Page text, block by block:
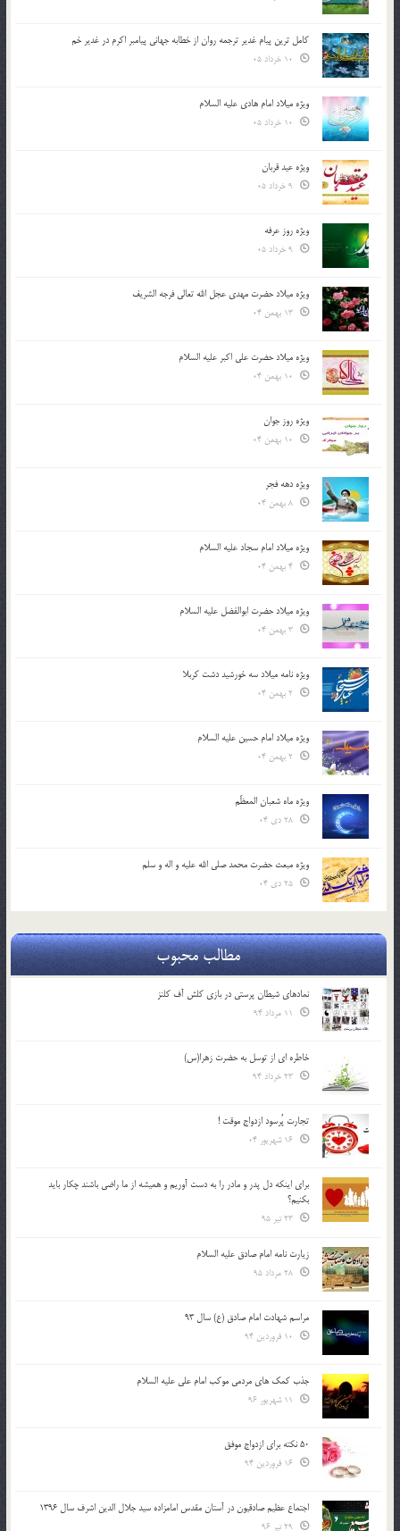
کامل ترین پیام غدیر ترجمه روان از خطابه جهانی پیامبر اکرم در غدیر خم
ویژه میلاد امام هادی علیه السلام
ویژه عید قربان
ویژه روز عرفه
ویژه میلاد حضرت مهدی عجل الله تعالی فرجه الشريف
ویژه میلاد حضرت علی اکبر علیه السلام
ویژه روز جوان
ویژه دهه فجر
ویژه میلاد امام سجاد علیه السلام
ویژه میلاد حضرت ابوالفضل علیه السلام
ویژه نامه میلاد سه خورشید دشت کربلا
ویژه میلاد امام حسین علیه السلام
ویژه ماه شعبان المعظّم
ویژه مبعث حضرت محمد صلی الله علیه و اله و سلم
مطالب محبوب
نمادهای شیطان پرستی در بازی کلش آف کلنز
خاطره ای از توسل به حضرت زهرا(س)
تجارت پُرسود ازدواج موقت !
براي اينكه دل پدر و مادر را به دست آوريم و هميشه از ما راضي باشند چكار بايد
بكنيم؟
زیارت نامه امام صادق علیه السلام
مراسم شهادت امام صادق (ع) سال 93
جذب کمک های مردمی موکب امام علی علیه السلام
50 نکته برای ازدواج موفق
اجتماع عظیم صادقیون در آستان مقدس امامزاده سید جلال الدین اشرف سال 1396